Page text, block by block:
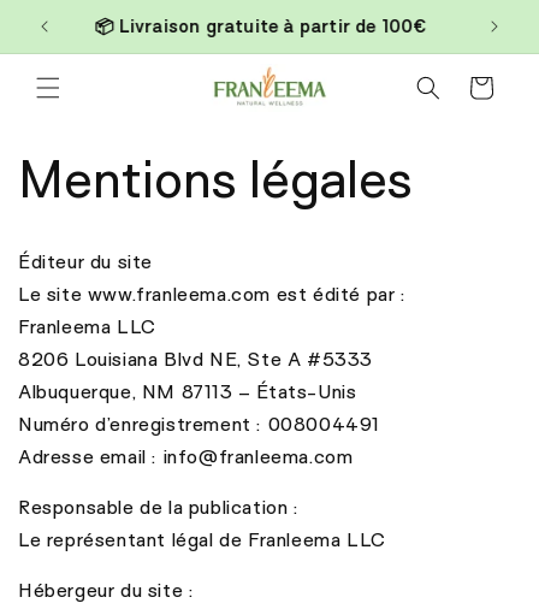
passer
au
📦 Livraison gratuite à partir de 100€
Panier
Mentions légales
Éditeur du site
Le site www.franleema.com est édité par :
Franleema LLC
8206 Louisiana Blvd NE, Ste A #5333
Albuquerque, NM 87113 – États-Unis
Numéro d’enregistrement : 008004491
Adresse email : info@franleema.com
Responsable de la publication :
Le représentant légal de Franleema LLC
Hébergeur du site :